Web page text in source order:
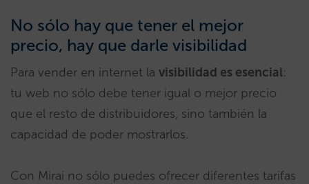
No sólo hay que tener el mejor
precio, hay que darle visibilidad
Para vender en internet la visibilidad es esencial:
tu web no sólo debe tener igual o mejor precio
que el resto de distribuidores, sino también la
capacidad de poder mostrarlos.
Con Mirai no sólo puedes ofrecer diferentes tarifas